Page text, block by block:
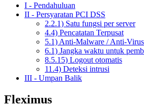
I - Pendahuluan
II - Persyaratan PCI DSS
2.2.1) Satu fungsi per server
4.4) Pencatatan Terpusat
5.1) Anti-Malware / Anti-Virus
6.1) Jangka waktu untuk
8.5.15) Logout otomatis
11.4) Deteksi intrusi
III - Umpan Balik
Fleximus